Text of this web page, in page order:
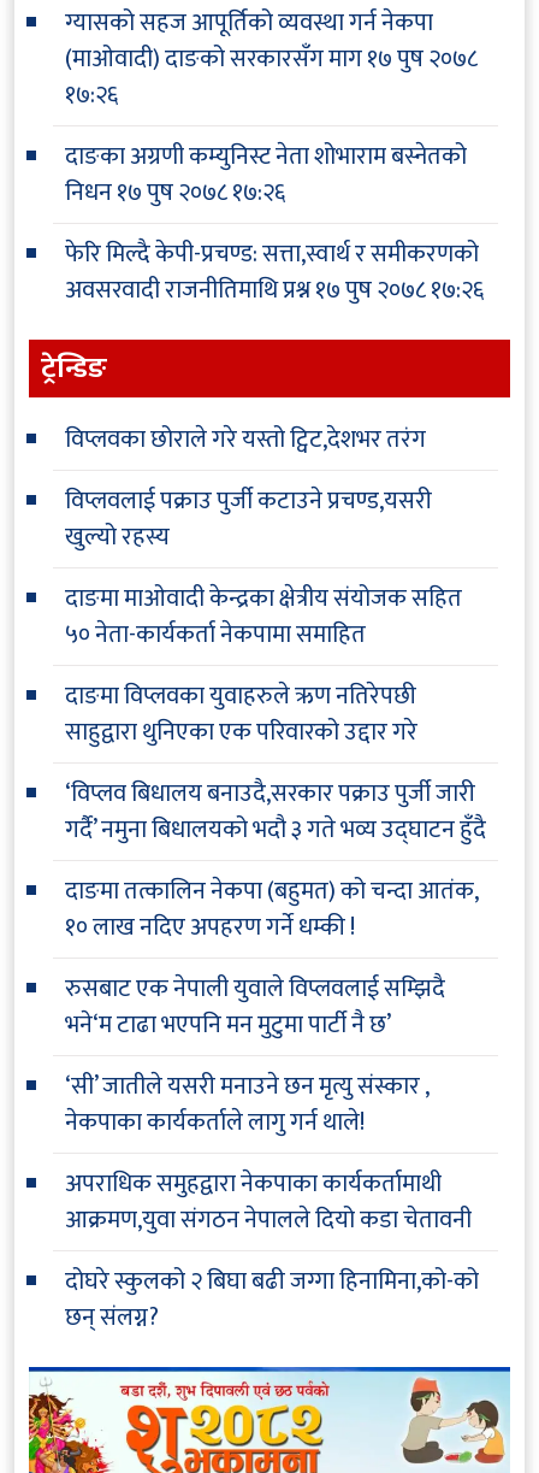
ग्यासको सहज आपूर्तिको व्यवस्था गर्न नेकपा
(माओवादी) दाङको सरकारसँग माग१७ पुष २०७८
१७:२६
दाङका अग्रणी कम्युनिस्ट नेता शोभाराम बस्नेतको
निधन१७ पुष २०७८ १७:२६
फेरि मिल्दै केपी-प्रचण्ड: सत्ता,स्वार्थ र समीकरणको
अवसरवादी राजनीतिमाथि प्रश्न१७ पुष २०७८ १७:२६
ट्रेन्डिङ
विप्लवका छोराले गरे यस्तो ट्विट,देशभर तरंग
विप्लवलाई पक्राउ पुर्जी कटाउने प्रचण्ड,यसरी
खुल्यो रहस्य
दाङमा माओवादी केन्द्रका क्षेत्रीय संयोजक सहित
५० नेता-कार्यकर्ता नेकपामा समाहित
दाङमा विप्लवका युवाहरुले ऋण नतिरेपछी
साहुद्वारा थुनिएका एक परिवारको उद्दार गरे
‘विप्लव बिधालय बनाउदै,सरकार पक्राउ पुर्जी जारी
गर्दै’ नमुना बिधालयको भदौ ३ गते भव्य उद्घाटन हुँदै
दाङमा तत्कालिन नेकपा (बहुमत) को चन्दा आतंक,
१० लाख नदिए अपहरण गर्ने धम्की !
रुसबाट एक नेपाली युवाले विप्लवलाई सम्झिदै
भने‘म टाढा भएपनि मन मुटुमा पार्टी नै छ’
‘सी’ जातीले यसरी मनाउने छन मृत्यु संस्कार ,
नेकपाका कार्यकर्ताले लागु गर्न थाले!
अपराधिक समुहद्वारा नेकपाका कार्यकर्तामाथी
आक्रमण,युवा संगठन नेपालले दियो कडा चेतावनी
दोघरे स्कुलको २ बिघा बढी जग्गा हिनामिना,को-को
छन् संलग्न?